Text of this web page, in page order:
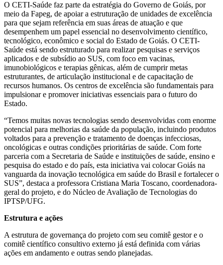
O CETI-Saúde faz parte da estratégia do Governo de Goiás, por
meio da Fapeg, de apoiar a estruturação de unidades de excelência
para que sejam referência em suas áreas de atuação e que
desempenhem um papel essencial no desenvolvimento científico,
tecnológico, econômico e social do Estado de Goiás. O CETI-
Saúde está sendo estruturado para realizar pesquisas e serviços
aplicados e de subsídio ao SUS, com foco em vacinas,
imunobiológicos e terapias gênicas, além de cumprir metas
estruturantes, de articulação institucional e de capacitação de
recursos humanos. Os centros de excelência são fundamentais para
impulsionar e promover iniciativas essenciais para o futuro do
Estado.
“Temos muitas novas tecnologias sendo desenvolvidas com enorme
potencial para melhorias da saúde da população, incluindo produtos
voltados para a prevenção e tratamento de doenças infecciosas,
oncológicas e outras condições prioritárias de saúde. Com forte
parceria com a Secretaria de Saúde e instituições de saúde, ensino e
pesquisa do estado e do país, esta iniciativa vai colocar Goiás na
vanguarda da inovação tecnológica em saúde do Brasil e fortalecer o
SUS”, destaca a professora Cristiana Maria Toscano, coordenadora-
geral do projeto, e do Núcleo de Avaliação de Tecnologias do
IPTSP/UFG.
Estrutura e ações
A estrutura de governança do projeto com seu comitê gestor e o
comitê científico consultivo externo já está definida com várias
ações em andamento e outras sendo planejadas.